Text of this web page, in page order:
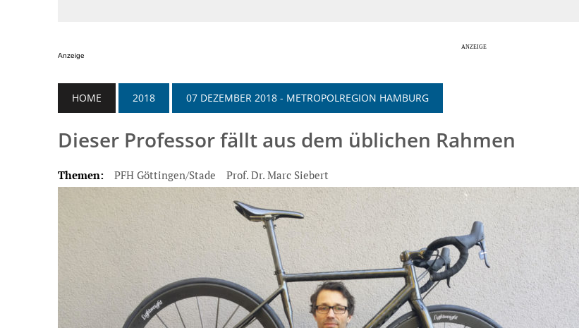
Anzeige
HOME 2018 07 DEZEMBER 2018 - METROPOLREGION HAMBURG
Dieser Professor fällt aus dem üblichen Rahmen
Themen: PFH Göttingen/Stade Prof. Dr. Marc Siebert